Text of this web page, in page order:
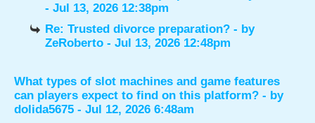
- Jul 13, 2026 12:38pm
Re: Trusted divorce preparation? - by
ZeRoberto - Jul 13, 2026 12:48pm
What types of slot machines and game features
can players expect to find on this platform? - by
dolida5675 - Jul 12, 2026 6:48am